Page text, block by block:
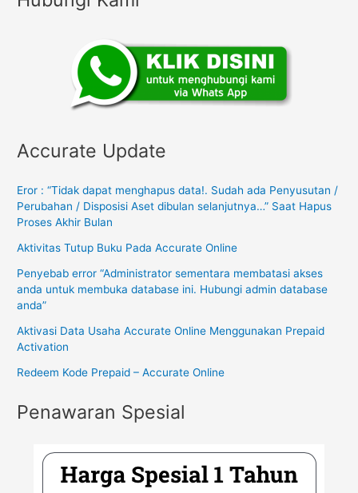
Accurate Update
Eror : “Tidak dapat menghapus data!. Sudah ada Penyusutan /
Perubahan / Disposisi Aset dibulan selanjutnya…” Saat Hapus
Proses Akhir Bulan
Aktivitas Tutup Buku Pada Accurate Online
Penyebab error “Administrator sementara membatasi akses
anda untuk membuka database ini. Hubungi admin database
anda”
Aktivasi Data Usaha Accurate Online Menggunakan Prepaid
Activation
Redeem Kode Prepaid – Accurate Online
Penawaran Spesial